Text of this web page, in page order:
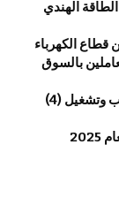
الهندي
الكهرباء
بالسوق
شركة كهرباء السودان توقع مذكرة تفاهم تركيب وتشغيل (4)